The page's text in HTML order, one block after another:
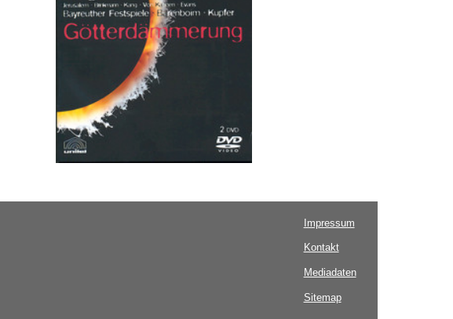
Impressum
Kontakt
Mediadaten
Sitemap